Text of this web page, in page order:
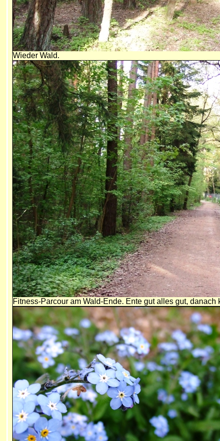
Wieder Wald.
Fitness-Parcour am Wald-Ende. Ente gut alles gut, danach